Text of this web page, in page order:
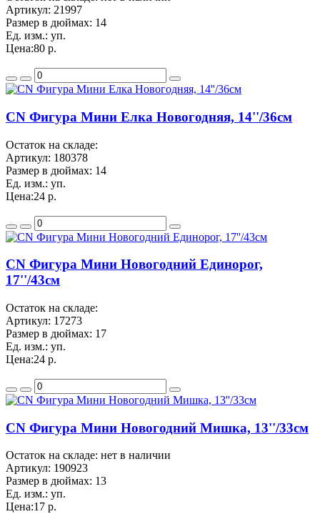
Артикул: 21997
Размер в дюймах: 14
Ед. изм.: уп.
Цена:80 р.
CN Фигура Мини Елка Новогодняя, 14''/36см
Остаток на складе:
Артикул: 180378
Размер в дюймах: 14
Ед. изм.: уп.
Цена:24 р.
CN Фигура Мини Новогодний Единорог,
17''/43см
Остаток на складе:
Артикул: 17273
Размер в дюймах: 17
Ед. изм.: уп.
Цена:24 р.
CN Фигура Мини Новогодний Мишка, 13''/33см
Остаток на складе: нет в наличии
Артикул: 190923
Размер в дюймах: 13
Ед. изм.: уп.
Цена:17 р.